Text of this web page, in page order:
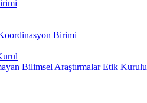
Birimi
Bilimsel Araştırmalar Etik Kurulu